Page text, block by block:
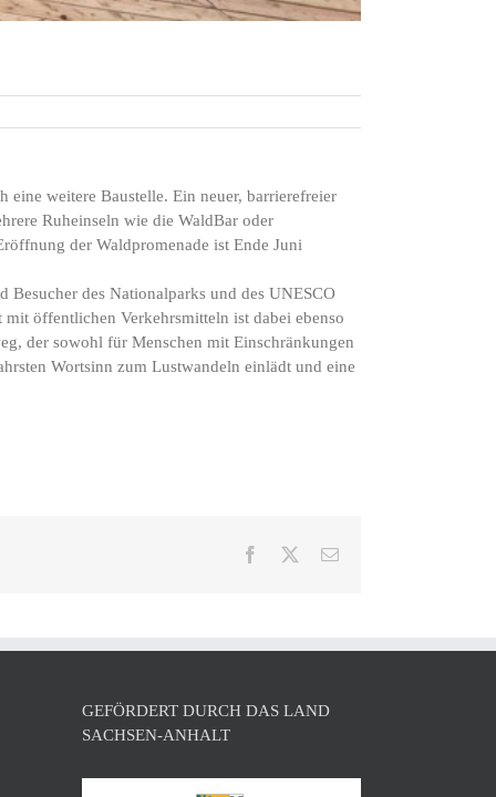
weitere Baustelle. Ein neuer, barrierefreier
Ruheinseln wie die WaldBar oder
der Waldpromenade ist Ende Juni
des Nationalparks und des UNESCO
öffentlichen Verkehrsmitteln ist dabei ebenso
der sowohl für Menschen mit Einschränkungen
Wortsinn zum Lustwandeln einlädt und eine
Facebook
E-
GEFÖRDERT DURCH DAS LAND
SACHSEN-ANHALT